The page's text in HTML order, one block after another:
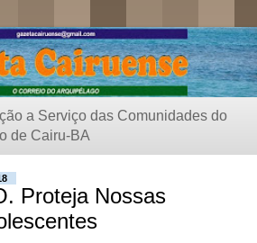
a Serviço das Comunidades do
de Cairu-BA
Proteja Nossas